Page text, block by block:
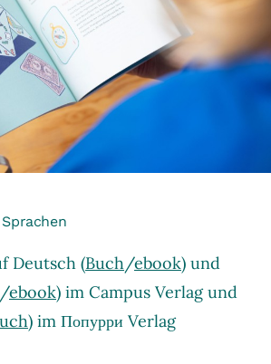
Deutsch (Buch/ebook) und
/ebook) im Campus Verlag und
) im Попурри Verlag